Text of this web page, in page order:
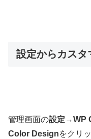
設定からカスタ
管理画面の設定 →WP
Color Designをクリ